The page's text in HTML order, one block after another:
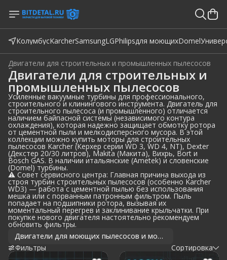
КолумбусKarcherSamsungLGPhilipsдля моющихDomel
Двигатели для строительных и промышленных пылесосов
Главная
Двигатели для строительных и
промышленных пылесосов
Усиленные вакуумные турбины для профессионального,
строительного и клинингового инструмента. Двигатель для
строительного пылесоса (и промышленного) отличается
наличием байпасной системы (независимого контура
охлаждения), которая надежно защищает обмотку ротора
от цементной пыли и мелкодисперсного мусора. В этой
коллекции можно купить моторы для строительных
пылесосов Karcher (Керхер серии WD 3, WD 4, NT), Dexter
(Декстер 20/30 литров), Makita (Макита), Вихрь, Bort и
Bosch GAS. В наличии итальянские (Ametek) и словенские
(Domel) турбины.
⚠️ Совет сервисного центра: Главная причина выхода из
строя турбин строительных пылесосов (особенно Karcher
WD3) — работа с цементной пылью без использования
мешка или с порванным патронным фильтром. Пыль
попадает на подшипники ротора, вызывая их
моментальный перегрев и заклинивание крыльчатки. При
покупке нового двигателя настоятельно рекомендуем
обновить фильтры.
Двигатели для моющих пылесосов и моделей с аквафильтром
Фильтры
Сортировка